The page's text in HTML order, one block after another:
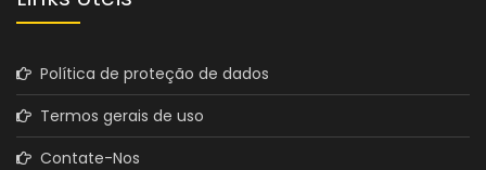
Política de proteção de dados
Termos gerais de uso
Contate-Nos